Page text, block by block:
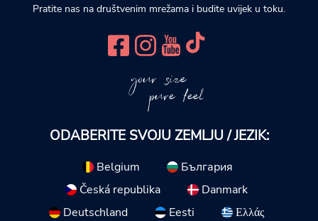
Pratite nas na društvenim mrežama i budite uvijek u toku.
your size
pure feel
ODABERITE SVOJU ZEMLJU / JEZIK:
Belgium
България
Česká republika
Danmark
Deutschland
Eesti
Ελλάς